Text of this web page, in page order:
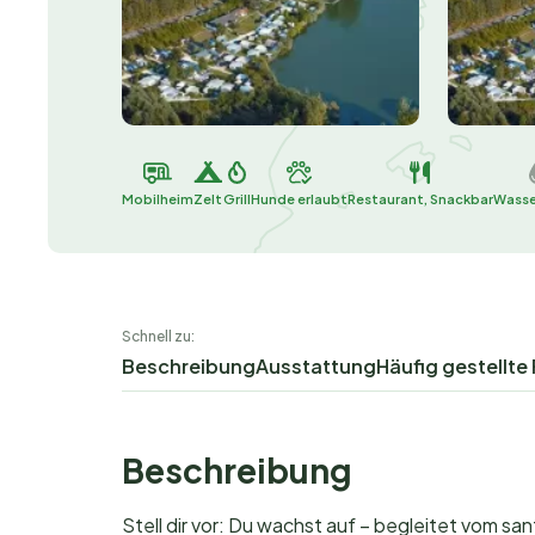
MobilheimZeltGrillHunde erlaubtRestaurant, Snackbar
Schnell zu:
BeschreibungAusstattungHäufig gestellte
Beschreibung
Stell dir vor: Du wachst auf – begleitet vom